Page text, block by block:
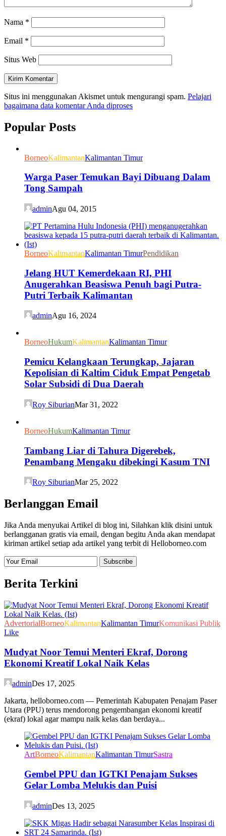
Nama *
Email *
Situs Web
Situs ini menggunakan Akismet untuk mengurangi spam. Pelajari
bagaimana data komentar Anda diproses
Popular Posts
BorneoKalimantanKalimantan Timur
Warga Paser Temukan Bayi Dibuang Dalam
Tong Sampah
adminAgu 04, 2015
BorneoKalimantanKalimantan TimurPendidikan
Jelang HUT Kemerdekaan RI, PHI
Anugerahkan Beasiswa Penuh bagi Putra-
Putri Terbaik Kalimantan
adminAgu 16, 2024
BorneoHukumKalimantanKalimantan Timur
Pemicu Kelangkaan Terungkap, Jajaran
Kepolisian di Kaltim Ciduk Empat Pengetab
Solar Subsidi di Dua Daerah
Roy SiburianMar 31, 2022
BorneoHukumKalimantan Timur
Tambang Liar di Tahura Digerebek,
Penambang Mengaku dibekingi Kasum TNI
Roy SiburianMar 25, 2022
Berlanggan Email
Jika Anda menyukai Artikel di blog ini, Silahkan klik disini untuk
berlangganan gratis via email, dengan begitu Anda akan mendapat
kiriman artikel setiap ada artikel yang terbit di Helloborneo.com
Berita Terkini
AdvertorialBorneoKalimantanKalimantan TimurKomunikasi Publik
Like
Mudyat Noor Temui Menteri Ekraf, Dorong
Ekonomi Kreatif Lokal Naik Kelas
adminDes 17, 2025
Jakarta, helloborneo.com — Pemerintah Kabupaten Penajam Paser
Utara (PPU) terus mendorong pengembangan ekonomi kreatif
(ekraf) lokal agar mampu naik kelas dan berdaya...
ArtBorneoKalimantanKalimantan TimurSastra
Gembel PPU dan IGTKI Penajam Sukses
Gelar Lomba Melukis dan Puisi
adminDes 13, 2025